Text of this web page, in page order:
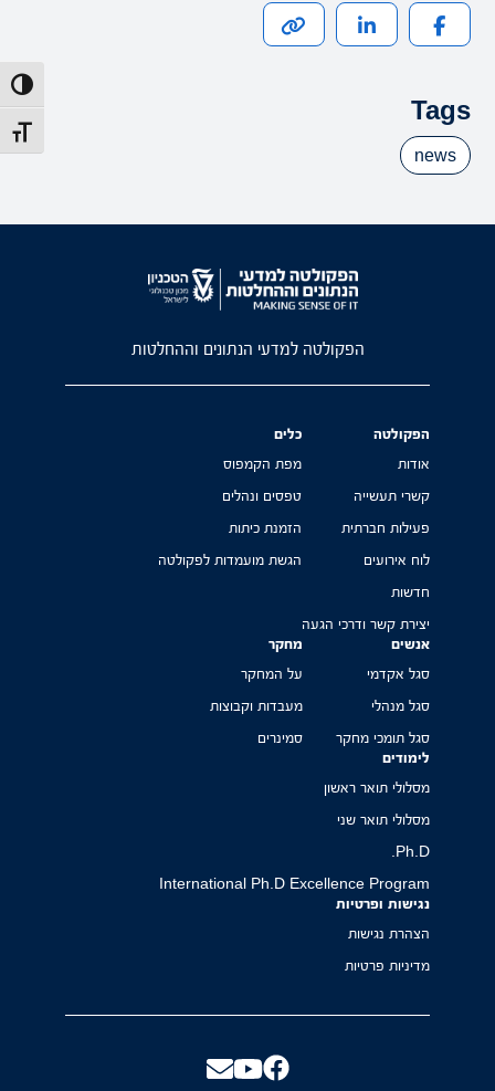
מתג
Tags
news
הפקולטה למדעי הנתונים וההחלטות
הפקולטה
אודות
קשרי תעשייה
פעילות חברתית
לוח אירועים
חדשות
יצירת קשר ודרכי הגעה
כלים
מפת הקמפוס
טפסים ונהלים
הזמנת כיתות
הגשת מועמדות לפקולטה
אנשים
סגל אקדמי
סגל מנהלי
סגל תומכי מחקר
מחקר
על המחקר
מעבדות וקבוצות
סמינרים
לימודים
מסלולי תואר ראשון
מסלולי תואר שני
Ph.D.
International Ph.D Excellence Program
נגישות ופרטיות
הצהרת נגישות
מדיניות פרטיות